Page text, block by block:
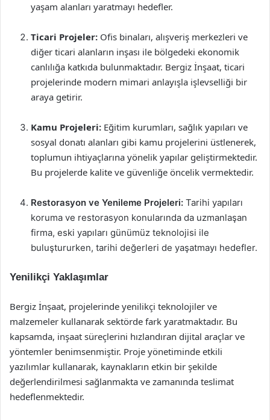
yaşam alanları yaratmayı hedefler.
Ticari Projeler: Ofis binaları, alışveriş merkezleri ve
diğer ticari alanların inşası ile bölgedeki ekonomik
canlılığa katkıda bulunmaktadır. Bergiz İnşaat, ticari
projelerinde modern mimari anlayışla işlevselliği bir
araya getirir.
Kamu Projeleri: Eğitim kurumları, sağlık yapıları ve
sosyal donatı alanları gibi kamu projelerini üstlenerek,
toplumun ihtiyaçlarına yönelik yapılar geliştirmektedir.
Bu projelerde kalite ve güvenliğe öncelik vermektedir.
Restorasyon ve Yenileme Projeleri: Tarihi yapıları
koruma ve restorasyon konularında da uzmanlaşan
firma, eski yapıları günümüz teknolojisi ile
buluştururken, tarihi değerleri de yaşatmayı hedefler.
Yenilikçi Yaklaşımlar
Bergiz İnşaat, projelerinde yenilikçi teknolojiler ve
malzemeler kullanarak sektörde fark yaratmaktadır. Bu
kapsamda, inşaat süreçlerini hızlandıran dijital araçlar ve
yöntemler benimsenmiştir. Proje yönetiminde etkili
yazılımlar kullanarak, kaynakların etkin bir şekilde
değerlendirilmesi sağlanmakta ve zamanında teslimat
hedeflenmektedir.